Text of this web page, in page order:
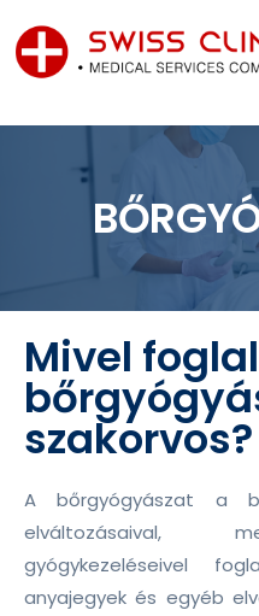
Mivel
szakorvos?
A bőrgyógyászat
elváltozásaival,
gyógykezeléseivel
anyajegyek és egyéb